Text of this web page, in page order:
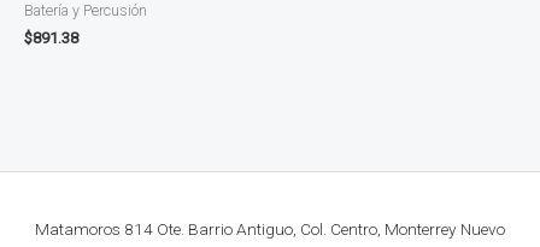
Batería y Percusión
$891.38
Matamoros 814 Ote. Barrio Antiguo, Col. Centro, Monterrey Nuevo